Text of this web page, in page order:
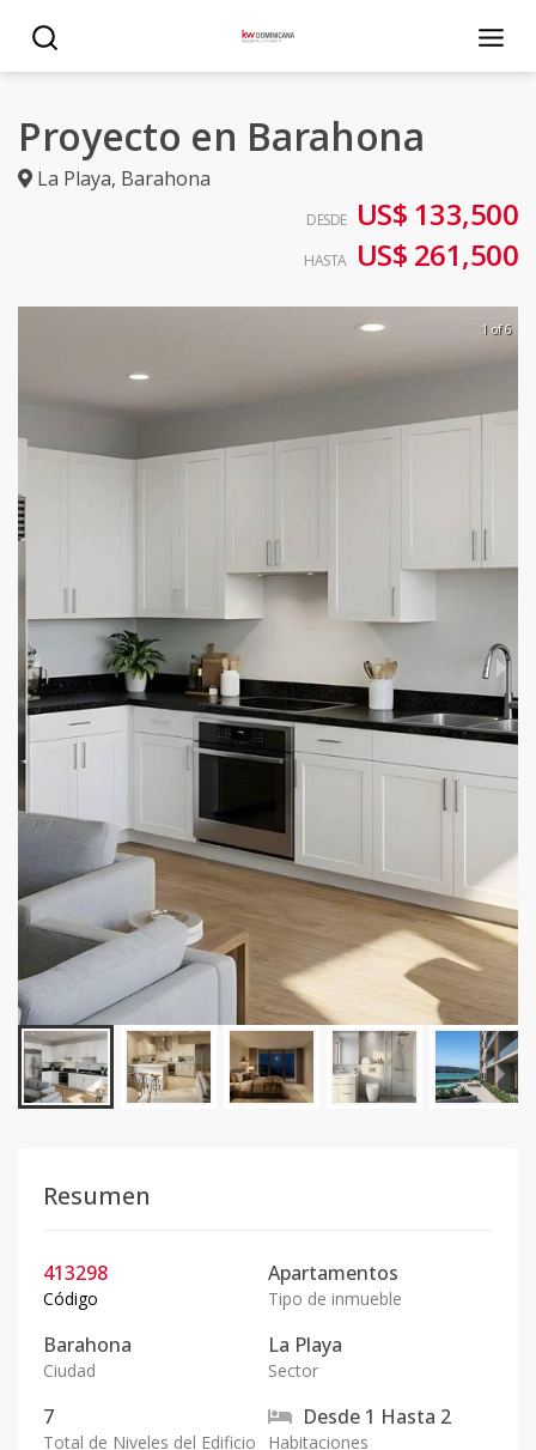
Proyecto en Barahona
La Playa, Barahona
DESDE US$ 133,500
HASTA US$ 261,500
1 of 6
Resumen
413298
Código
Apartamentos
Tipo de inmueble
Barahona
Ciudad
La Playa
Sector
7
Total de Niveles del Edificio
Desde 1 Hasta 2
Habitaciones